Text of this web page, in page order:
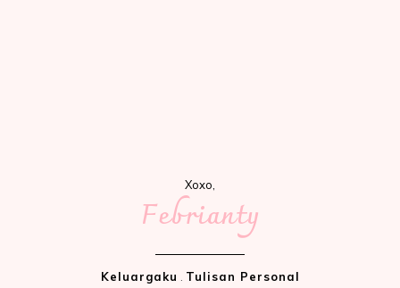
Xoxo,
Febrianty
Keluargaku Tulisan Personal